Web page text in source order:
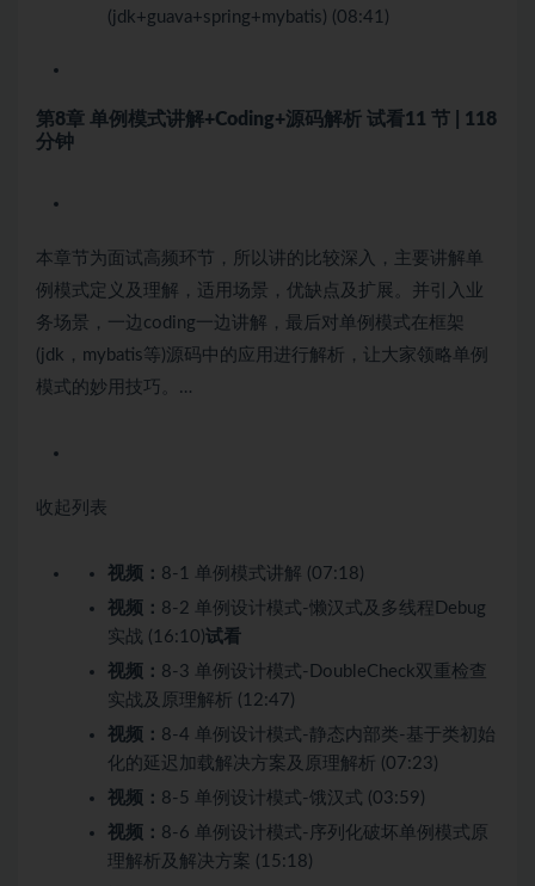
(jdk+guava+spring+mybatis) (08:41)
第8章 单例模式讲解+Coding+源码解析 试看11 节 | 118
分钟
本章节为面试高频环节，所以讲的比较深入，主要讲解单
例模式定义及理解，适用场景，优缺点及扩展。并引入业
务场景，一边coding一边讲解，最后对单例模式在框架
(jdk，mybatis等)源码中的应用进行解析，让大家领略单例
模式的妙用技巧。…
收起列表
视频： 8-1 单例模式讲解 (07:18)
视频： 8-2 单例设计模式-懒汉式及多线程Debug
实战 (16:10)试看
视频： 8-3 单例设计模式-DoubleCheck双重检查
实战及原理解析 (12:47)
视频： 8-4 单例设计模式-静态内部类-基于类初始
化的延迟加载解决方案及原理解析 (07:23)
视频： 8-5 单例设计模式-饿汉式 (03:59)
视频： 8-6 单例设计模式-序列化破坏单例模式原
理解析及解决方案 (15:18)